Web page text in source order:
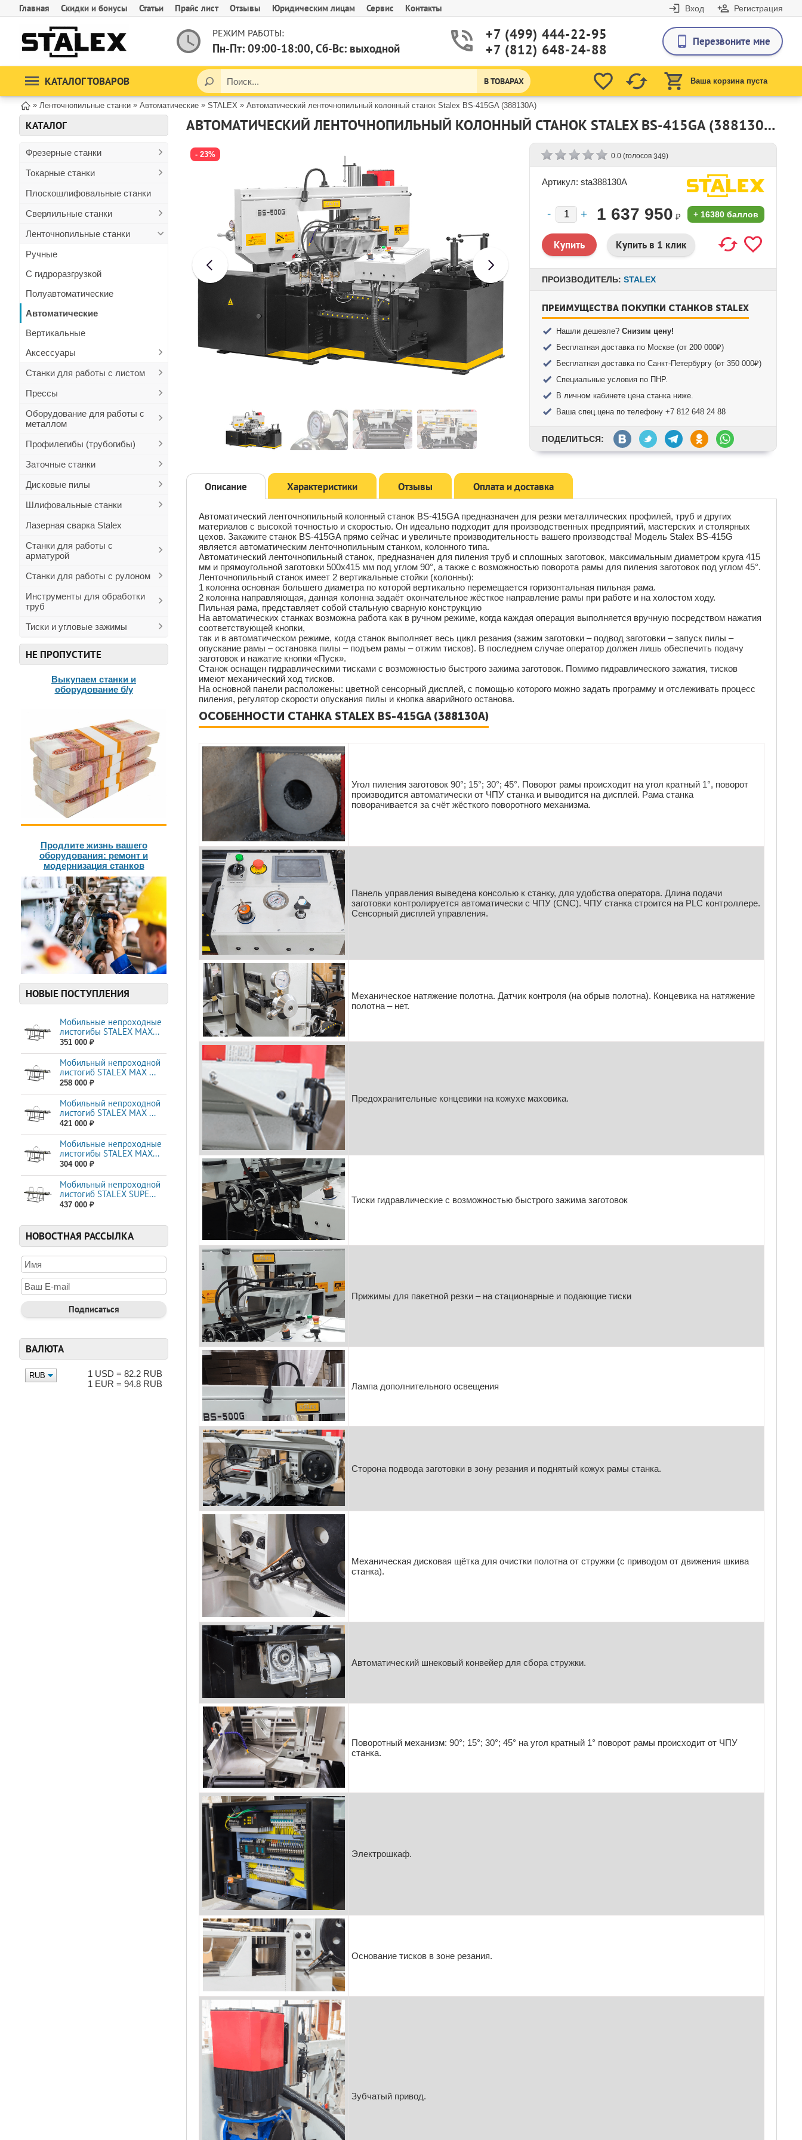
Главная Скидки и бонусы Статьи Прайс лист Отзывы Юридическим лицам Сервис Контакты Вход Регистрация
РЕЖИМ РАБОТЫ:
Пн-Пт: 09:00-18:00, Сб-Вс: выходной
+7 (499) 444-22-95
+7 (812) 648-24-88
Перезвоните мне
КАТАЛОГ ТОВАРОВ Ваша корзина пуста
В ТОВАРАХ
» Ленточнопильные станки » Автоматические » STALEX » Автоматический ленточнопильный колонный станок Stalex BS-415GA (388130A)
КАТАЛОГ
Фрезерные станки
Токарные станки
Плоскошлифовальные станки
Сверлильные станки
Ленточнопильные станки
Ручные
С гидроразгрузкой
Полуавтоматические
Автоматические
Вертикальные
Аксессуары
Станки для работы с листом
Прессы
Оборудование для работы с
металлом
Профилегибы (трубогибы)
Заточные станки
Дисковые пилы
Шлифовальные станки
Лазерная сварка Stalex
Станки для работы с
арматурой
Станки для работы с рулоном
Инструменты для обработки
труб
Тиски и угловые зажимы
НЕ ПРОПУСТИТЕ
Выкупаем станки и
оборудование б/у
Продлите жизнь вашего
оборудования: ремонт и
модернизация станков
НОВЫЕ ПОСТУПЛЕНИЯ
Мобильные непроходные
листогибы STALEX МАХ...
351 000 ₽
Мобильный непроходной
листогиб STALEX MAX ...
258 000 ₽
Мобильный непроходной
листогиб STALEX MAX ...
421 000 ₽
Мобильные непроходные
листогибы STALEX МАХ...
304 000 ₽
Мобильный непроходной
листогиб STALEX SUPE...
437 000 ₽
НОВОСТНАЯ РАССЫЛКА
ВАЛЮТА
1 USD = 82.2 RUB
1 EUR = 94.8 RUB
АВТОМАТИЧЕСКИЙ ЛЕНТОЧНОПИЛЬНЫЙ КОЛОННЫЙ СТАНОК STALEX BS-415GA (388130A)
- 23% 0.0 (голосов 349)
Артикул: sta388130A
1 637 950 ₽ + 16380 баллов
Купить в 1 клик
ПРОИЗВОДИТЕЛЬ: STALEX
ПРЕИМУЩЕСТВА ПОКУПКИ СТАНКОВ STALEX
Нашли дешевле? Снизим цену!
Бесплатная доставка по Москве (от 200 000₽)
Бесплатная доставка по Санкт-Петербургу (от 350 000₽)
Специальные условия по ПНР.
В личном кабинете цена станка ниже.
Ваша спец.цена по телефону +7 812 648 24 88
ПОДЕЛИТЬСЯ:
Описание Характеристики Отзывы Оплата и доставка
Автоматический ленточнопильный колонный станок BS-415GA предназначен для резки металлических профилей, труб и других
материалов с высокой точностью и скоростью. Он идеально подходит для производственных предприятий, мастерских и столярных
цехов. Закажите станок BS-415GA прямо сейчас и увеличьте производительность вашего производства! Модель Stalex BS-415G
является автоматическим ленточнопильным станком, колонного типа.
Автоматический ленточнопильный станок, предназначен для пиления труб и сплошных заготовок, максимальным диаметром круга 415
мм и прямоугольной заготовки 500x415 мм под углом 90°, а также с возможностью поворота рамы для пиления заготовок под углом 45°.
Ленточнопильный станок имеет 2 вертикальные стойки (колонны):
1 колонна основная большего диаметра по которой вертикально перемещается горизонтальная пильная рама.
2 колонна направляющая, данная колонна задаёт окончательное жёсткое направление рамы при работе и на холостом ходу.
Пильная рама, представляет собой стальную сварную конструкцию
На автоматических станках возможна работа как в ручном режиме, когда каждая операция выполняется вручную посредством нажатия
соответствующей кнопки,
так и в автоматическом режиме, когда станок выполняет весь цикл резания (зажим заготовки – подвод заготовки – запуск пилы –
опускание рамы – остановка пилы – подъем рамы – отжим тисков). В последнем случае оператор должен лишь обеспечить подачу
заготовок и нажатие кнопки «Пуск».
Станок оснащен гидравлическими тисками с возможностью быстрого зажима заготовок. Помимо гидравлического зажатия, тисков
имеют механический ход тисков.
На основной панели расположены: цветной сенсорный дисплей, с помощью которого можно задать программу и отслеживать процесс
пиления, регулятор скорости опускания пилы и кнопка аварийного останова.
ОСОБЕННОСТИ СТАНКА STALEX BS-415GA (388130A)
Угол пиления заготовок 90°; 15°; 30°; 45°. Поворот рамы происходит на угол кратный 1°, поворот
производится автоматически от ЧПУ станка и выводится на дисплей. Рама станка
поворачивается за счёт жёсткого поворотного механизма.
Панель управления выведена консолью к станку, для удобства оператора. Длина подачи
заготовки контролируется автоматически c ЧПУ (СNC). ЧПУ станка строится на PLC контроллере.
Сенсорный дисплей управления.
Механическое натяжение полотна. Датчик контроля (на обрыв полотна). Концевика на натяжение
полотна – нет.
Предохранительные концевики на кожухе маховика.
Тиски гидравлические с возможностью быстрого зажима заготовок
Прижимы для пакетной резки – на стационарные и подающие тиски
Лампа дополнительного освещения
Сторона подвода заготовки в зону резания и поднятый кожух рамы станка.
Механическая дисковая щётка для очистки полотна от стружки (с приводом от движения шкива
станка).
Автоматический шнековый конвейер для сбора стружки.
Поворотный механизм: 90°; 15°; 30°; 45° на угол кратный 1° поворот рамы происходит от ЧПУ
станка.
Электрошкаф.
Основание тисков в зоне резания.
Зубчатый привод.